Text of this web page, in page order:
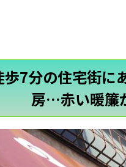
7分の住宅街に
房…赤い暖簾